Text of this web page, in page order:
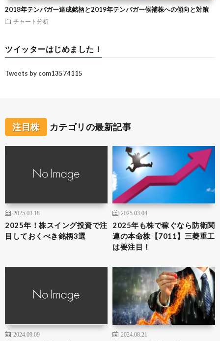
2018年テンバガー達成銘柄と2019年テンバガー候補株への傾向と対策
チャート分析
ツイッターはじめました！
Tweets by com13574115
注目株 カテゴリの最新記事
2025.03.18
2025年！株スイング投資で注
目しておくべき銘柄3選
2025.03.04
2025年も株で稼ぐなら防衛関
連の本命株【7011】三菱重工
は要注目！
2024.09.09 2024.08.21